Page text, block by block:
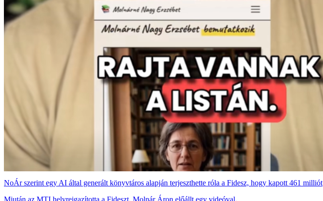
NoÁr szerint egy AI által generált könyvtáros alapján terjeszthette róla a Fidesz, hogy kapott 461 milliót